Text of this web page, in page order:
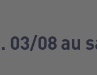
03/08 au